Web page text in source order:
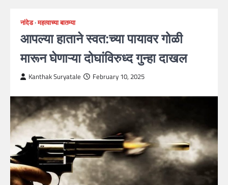
नांदेड महत्वाच्या बातम्या
आपल्या हाताने स्वत:च्या पायावर गोळी
मारून घेणाऱ्या दोघांविरुध्द गुन्हा दाखल
Kanthak Suryatale February 10, 2025